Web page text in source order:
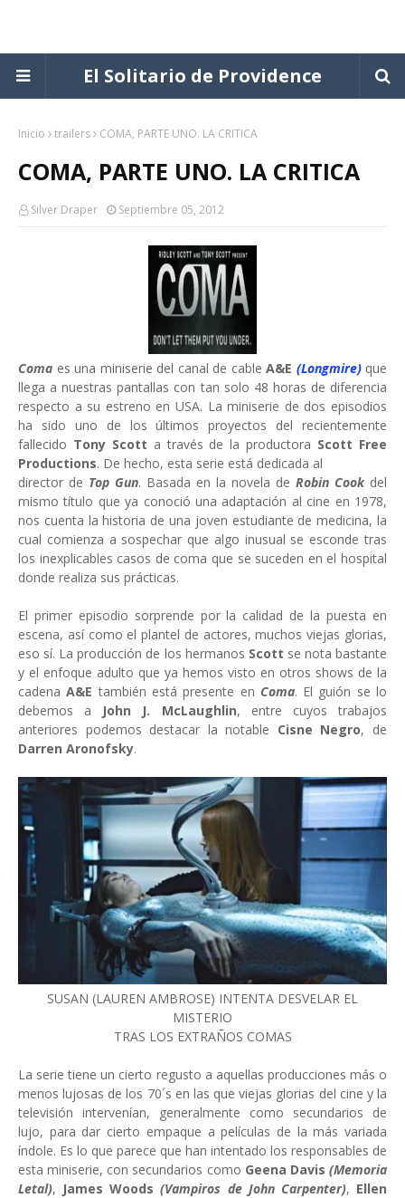
El Solitario de Providence
Inicio trailers COMA, PARTE UNO. LA CRITICA
COMA, PARTE UNO. LA CRITICA
Silver Draper Septiembre 05, 2012
Coma es una miniserie del canal de cable A&E (Longmire)que
llega a nuestras pantallas con tan solo 48 horas de diferencia
respecto a su estreno en USA. La miniserie de dos episodios
ha sido uno de los últimos proyectos del recientemente
fallecido Tony Scott a través de la productora Scott Free
Productions. De hecho, esta serie está dedicada al
director de Top Gun. Basada en la novela de Robin Cookdel
mismo título que ya conoció una adaptación al cine en 1978,
nos cuenta la historia de una joven estudiante de medicina, la
cual comienza a sospechar que algo inusual se esconde tras
los inexplicables casos de coma que se suceden en el hospital
donde realiza sus prácticas.
El primer episodio sorprende por la calidad de la puesta en
escena, así como el plantel de actores, muchos viejas glorias,
eso sí. La producción de los hermanos Scott se nota bastante
y el enfoque adulto que ya hemos visto en otros shows de la
cadenaA&E también está presente en Coma. El guión se lo
debemos a John J. McLaughlin, entre cuyos trabajos
anteriores podemos destacar la notable Cisne Negro, de
Darren Aronofsky.
SUSAN (LAUREN AMBROSE) INTENTA DESVELAR EL
MISTERIO
TRAS LOS EXTRAÑOS COMAS
La serie tiene un cierto regusto a aquellas producciones más o
menos lujosas de los 70´s en las que viejas glorias del cine y la
televisión intervenían, generalmente como secundarios de
lujo, para dar cierto empaque a películas de la más variada
índole. Es lo que parece que han intentado los responsables de
esta miniserie, con secundarios como Geena Davis (Memoria
Letal), James Woods(Vampiros de John Carpenter), Ellen